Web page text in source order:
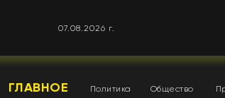
07.08.2026 г.
ГЛАВНОЕ Политика Общество